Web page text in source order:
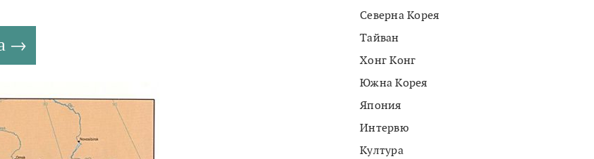
Северна Корея
Тайван
Хонг Конг
Южна Корея
Япония
Интервю
Култура